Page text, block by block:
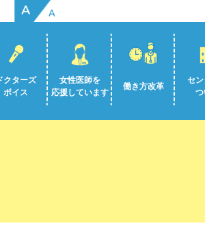
A A
クターズ
ボイス
女性医師を
応援しています
働き方改革
セ